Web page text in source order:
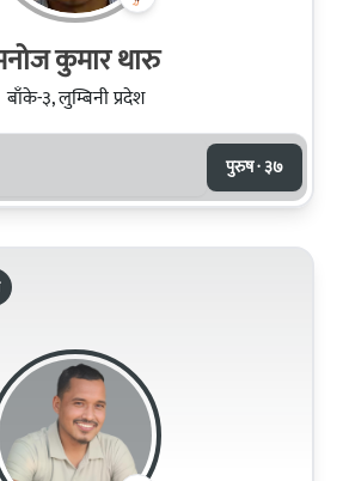
कुमार थारु
बाँके-३, लुम्बिनी प्रदेश
पुरुष · ३७